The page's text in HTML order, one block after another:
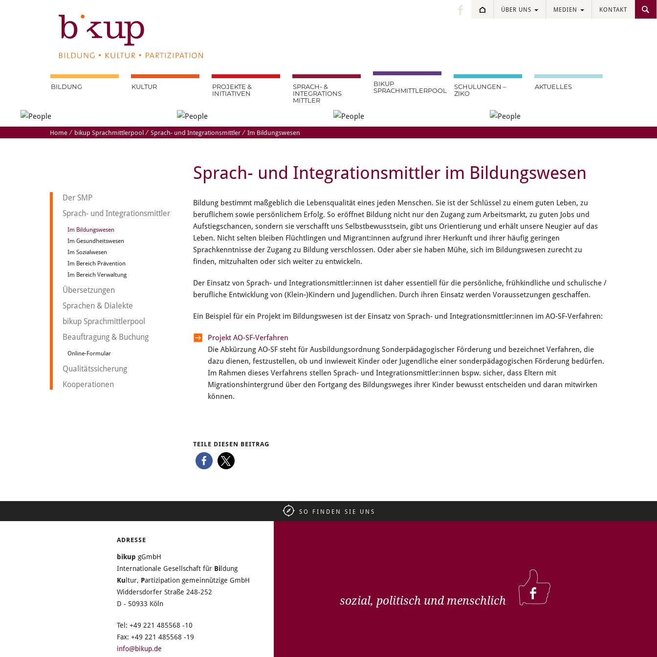
ÜBER UNS MEDIEN KONTAKT
BILDUNG KULTUR
PROJEKTE &
INITIATIVEN
SPRACH- &
INTEGRATIONS
MITTLER
BIKUP
SPRACHMITTLERPOOL
SCHULUNGEN –
ZIKO
AKTUELLES
Home⁄ bikup Sprachmittlerpool⁄ Sprach- und Integrationsmittler⁄ Im Bildungswesen
Der SMP
Sprach- und Integrationsmittler
Im Bildungswesen
Im Gesundheitswesen
Im Sozialwesen
Im Bereich Prävention
Im Bereich Verwaltung
Übersetzungen
Sprachen & Dialekte
bikup Sprachmittlerpool
Beauftragung & Buchung
Online-Formular
Qualitätssicherung
Kooperationen
Sprach- und Integrationsmittler im Bildungswesen
Bildung bestimmt maßgeblich die Lebensqualität eines jeden Menschen. Sie ist der Schlüssel zu einem guten Leben, zu
beruflichem sowie persönlichem Erfolg. So eröffnet Bildung nicht nur den Zugang zum Arbeitsmarkt, zu guten Jobs und
Aufstiegschancen, sondern sie verschafft uns Selbstbewusstsein, gibt uns Orientierung und erhält unsere Neugier auf das
Leben. Nicht selten bleiben Flüchtlingen und Migrant:innen aufgrund ihrer Herkunft und ihrer häufig geringen
Sprachkenntnisse der Zugang zu Bildung verschlossen. Oder aber sie haben Mühe, sich im Bildungswesen zurecht zu
finden, mitzuhalten oder sich weiter zu entwickeln.
Der Einsatz von Sprach- und Integrationsmittler:innen ist daher essentiell für die persönliche, frühkindliche und schulische /
berufliche Entwicklung von (Klein-)Kindern und Jugendlichen. Durch ihren Einsatz werden Voraussetzungen geschaffen.
Ein Beispiel für ein Projekt im Bildungswesen ist der Einsatz von Sprach- und Integrationsmittler:innen im AO-SF-Verfahren:
Projekt AO-SF-Verfahren
Die Abkürzung AO-SF steht für Ausbildungsordnung Sonderpädagogischer Förderung und bezeichnet Verfahren, die
dazu dienen, festzustellen, ob und inwieweit Kinder oder Jugendliche einer sonderpädagogischen Förderung bedürfen.
Im Rahmen dieses Verfahrens stellen Sprach- und Integrationsmittler:innen bspw. sicher, dass Eltern mit
Migrationshintergrund über den Fortgang des Bildungsweges ihrer Kinder bewusst entscheiden und daran mitwirken
können.
TEILE DIESEN BEITRAG
SO FINDEN SIE UNS
ADRESSE
bikup gGmbH
Internationale Gesellschaft für Bildung
Kultur, Partizipation gemeinnützige GmbH
Widdersdorfer Straße 248-252
D - 50933 Köln
Tel: +49 221 485568 -10
Fax: +49 221 485568 -19
info@bikup.de
sozial, politisch und menschlich